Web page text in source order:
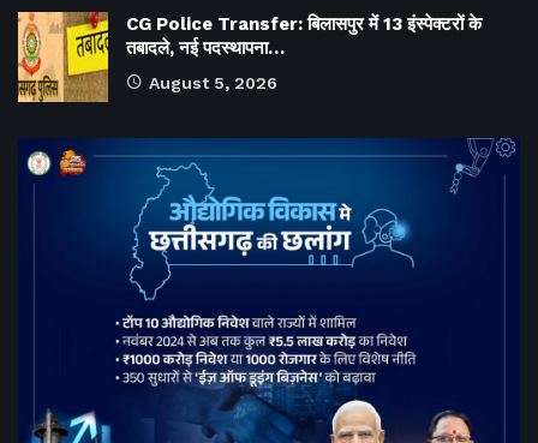
CG Police Transfer: बिलासपुर में 13 इंस्पेक्टरों के
तबादले, नई पदस्थापना…
August 5, 2026